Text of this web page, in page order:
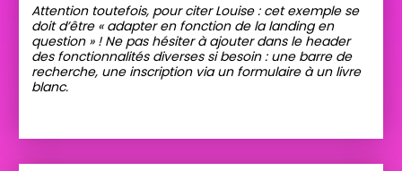
Attention toutefois, pour citer Louise : cet exemple se
doit d’être « adapter en fonction de la landing en
question » ! Ne pas hésiter à ajouter dans le header
des fonctionnalités diverses si besoin : une barre de
recherche, une inscription via un formulaire à un livre
blanc.